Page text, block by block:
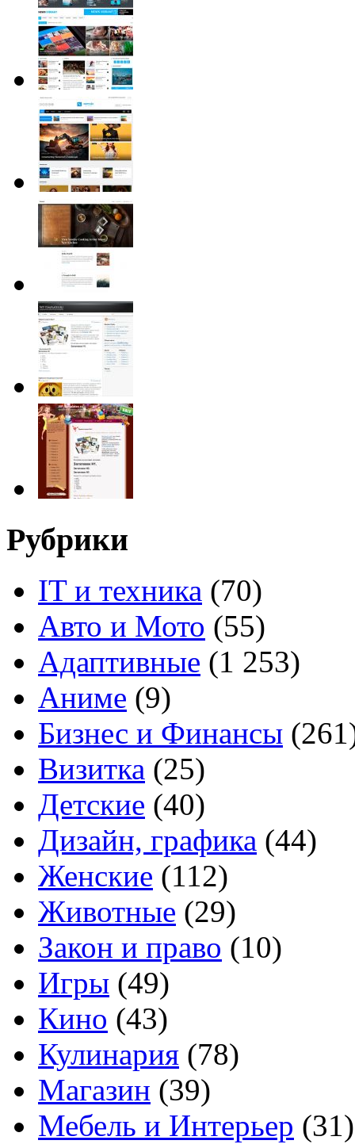
Рубрики
IT и техника (70)
Авто и Мото (55)
Адаптивные (1 253)
Аниме (9)
Бизнес и Финансы
Визитка (25)
Детские (40)
Дизайн, графика (44)
Женские (112)
Животные (29)
Закон и право (10)
Игры (49)
Кино (43)
Кулинария (78)
Магазин (39)
Мебель и Интерьер (31)